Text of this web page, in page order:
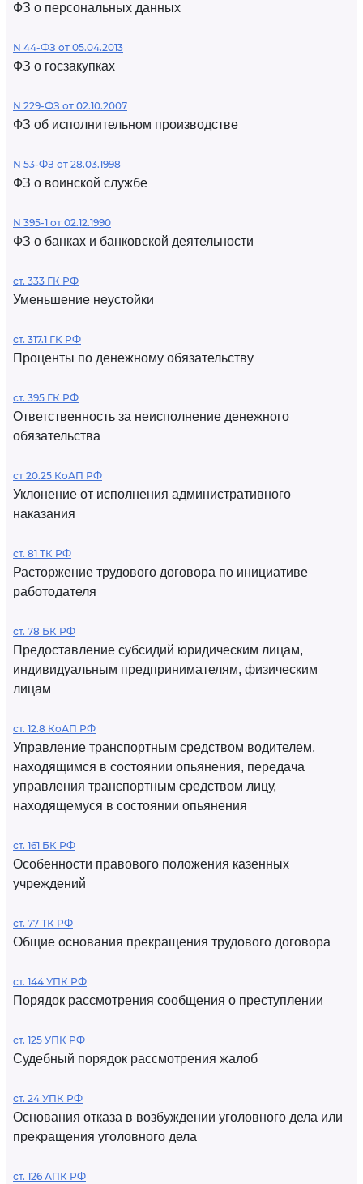
ФЗ о персональных данных
N 44-ФЗ от 05.04.2013
ФЗ о госзакупках
N 229-ФЗ от 02.10.2007
ФЗ об исполнительном производстве
N 53-ФЗ от 28.03.1998
ФЗ о воинской службе
N 395-1 от 02.12.1990
ФЗ о банках и банковской деятельности
ст. 333 ГК РФ
Уменьшение неустойки
ст. 317.1 ГК РФ
Проценты по денежному обязательству
ст. 395 ГК РФ
Ответственность за неисполнение денежного
обязательства
ст 20.25 КоАП РФ
Уклонение от исполнения административного
наказания
ст. 81 ТК РФ
Расторжение трудового договора по инициативе
работодателя
ст. 78 БК РФ
Предоставление субсидий юридическим лицам,
индивидуальным предпринимателям, физическим
лицам
ст. 12.8 КоАП РФ
Управление транспортным средством водителем,
находящимся в состоянии опьянения, передача
управления транспортным средством лицу,
находящемуся в состоянии опьянения
ст. 161 БК РФ
Особенности правового положения казенных
учреждений
ст. 77 ТК РФ
Общие основания прекращения трудового договора
ст. 144 УПК РФ
Порядок рассмотрения сообщения о преступлении
ст. 125 УПК РФ
Судебный порядок рассмотрения жалоб
ст. 24 УПК РФ
Основания отказа в возбуждении уголовного дела или
прекращения уголовного дела
ст. 126 АПК РФ